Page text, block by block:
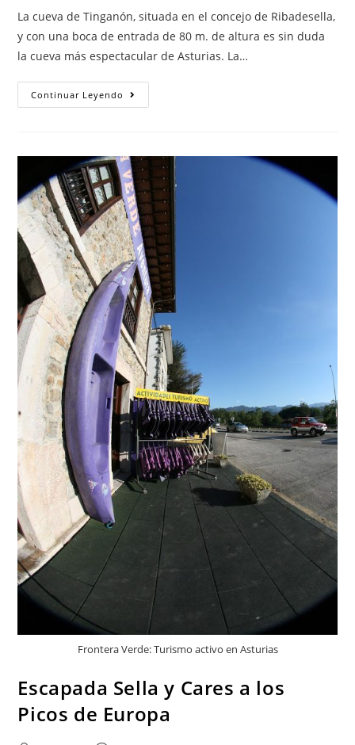
la
entrada:
La cueva de Tinganón, situada en el concejo de Ribadesella,
y con una boca de entrada de 80 m. de altura es sin duda
la cueva más espectacular de Asturias. La…
Continuar Leyendo Espeleología
En
Tinganón
(Ribadesella)
Frontera Verde: Turismo activo en Asturias
Escapada Sella y Cares a los
Picos de Europa